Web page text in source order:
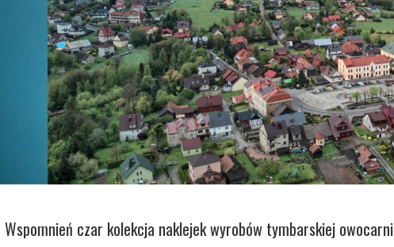
Wspomnień czar kolekcja naklejek wyrobów tymbarskiej owocarni